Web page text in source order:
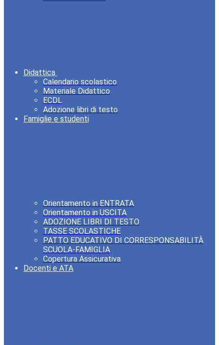
Didattica
Calendario scolastico
Materiale Didattico
ECDL
Adozione libri di testo
Famiglie e studenti
Orientamento in ENTRATA
Orientamento in USCITA
ADOZIONE LIBRI DI TESTO
TASSE SCOLASTICHE
PATTO EDUCATIVO DI CORRESPONSABILITÀ
SCUOLA-FAMIGLIA
Copertura Assicurativa
Docenti e ATA